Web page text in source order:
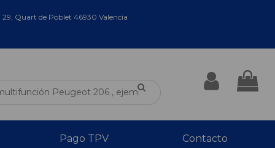
29, Quart de Poblet 46930 Valencia
Pago TPV Contacto